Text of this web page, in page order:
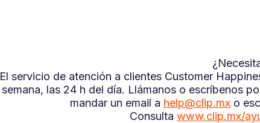
El servicio de atención a clientes Customer
semana, las 24 h del día. Llámanos o escríbenos
mandar un email a help@clip.mxo
Consulta www.clip.mx/